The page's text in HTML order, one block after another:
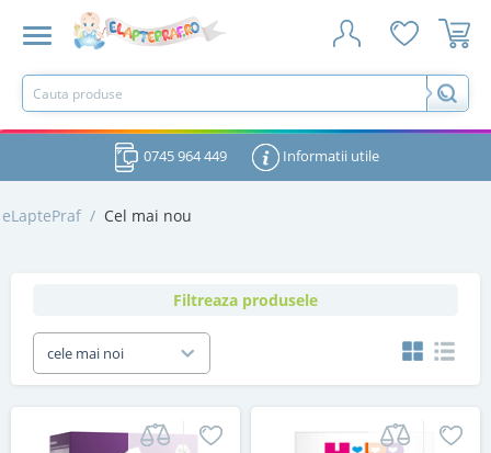
0745 964 449 Informatii utile
eLaptePraf / Cel mai nou
Filtreaza produsele
cele mai noi